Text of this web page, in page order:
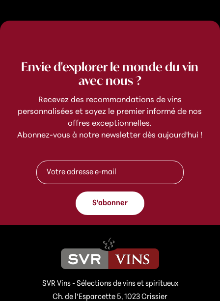
Envie d'explorer le monde du vin
avec nous ?
Recevez des recommandations de vins
personnalisées et soyez le premier informé de nos
offres exceptionnelles.
Abonnez-vous à notre newsletter dès aujourd'hui !
e
a
i
l
*
A
e
s
s
e
A
d
r
l
*
S'abonner
SVR Vins - Sélections de vins et spiritueux
Ch. de l’Esparcette 5, 1023 Crissier